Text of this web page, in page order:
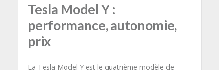
Tesla Model Y :
performance, autonomie,
prix
La Tesla Model Y est le quatrième modèle de